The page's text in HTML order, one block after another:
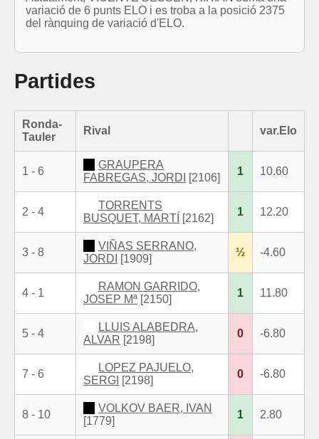
variació de 6 punts ELO i es troba a la posició 2375
del rànquing de variació d'ELO.
Partides
Ronda-
Tauler
Rival var.Elo
1 - 6
GRAUPERA
FABREGAS, JORDI
[2106]
1 10.60
2 - 4
TORRENTS
BUSQUET, MARTÍ [2162]
1 12.20
3 - 8
VIÑAS SERRANO,
JORDI
[1909]
½ -4.60
4 - 1
RAMON GARRIDO,
JOSEP Mª [2150]
1 11.80
5 - 4
LLUIS ALABEDRA,
ALVAR [2198]
0 -6.80
7 - 6
LOPEZ PAJUELO,
SERGI [2198]
0 -6.80
8 - 10
VOLKOV BAER, IVAN
[1779]
1 2.80